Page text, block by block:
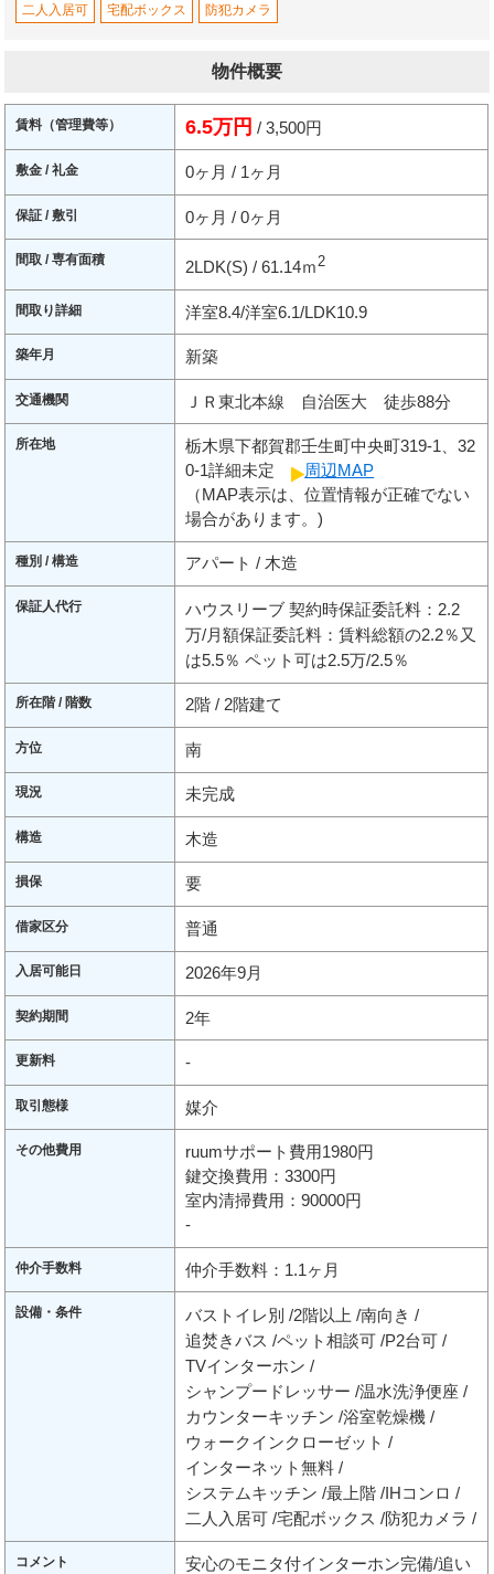
二人入居可 宅配ボックス 防犯カメラ
物件概要
賃料（管理費等） 6.5万円 / 3,500円
敷金 / 礼金 0ヶ月 / 1ヶ月
保証 / 敷引 0ヶ月 / 0ヶ月
間取 / 専有面積 2LDK(S) / 61.14ｍ2
間取り詳細 洋室8.4/洋室6.1/LDK10.9
築年月 新築
交通機関 ＪＲ東北本線 自治医大 徒歩88分
所在地
栃木県下都賀郡壬生町中央町319-1、32
0-1詳細未定
周辺MAP
（MAP表示は、位置情報が正確でない
場合があります。)
種別 / 構造 アパート / 木造
保証人代行
ハウスリーブ 契約時保証委託料：2.2
万/月額保証委託料：賃料総額の2.2％又
は5.5％ ペット可は2.5万/2.5％
所在階 / 階数 2階 / 2階建て
方位 南
現況 未完成
構造 木造
損保 要
借家区分 普通
入居可能日 2026年9月
契約期間 2年
更新料 -
取引態様 媒介
その他費用
ruumサポート費用1980円
鍵交換費用：3300円
室内清掃費用：90000円
-
仲介手数料 仲介手数料：1.1ヶ月
設備・条件 バストイレ別 2階以上 南向き
追焚きバス ペット相談可 P2台可
TVインターホン
シャンプードレッサー 温水洗浄便座
カウンターキッチン 浴室乾燥機
ウォークインクローゼット
インターネット無料
システムキッチン 最上階 IHコンロ
二人入居可 宅配ボックス 防犯カメラ
コメント 安心のモニタ付インターホン完備/追い